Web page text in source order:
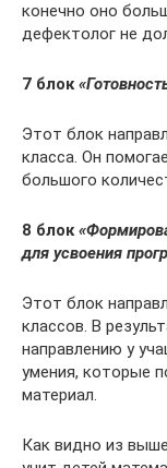
конечно оно
дефектолог не
7 блок
Этот блок
класса. Он
большого
8 блок
для усвоения
Этот блок
классов. В
направлению у
умения, которые
материал.
Как видно из